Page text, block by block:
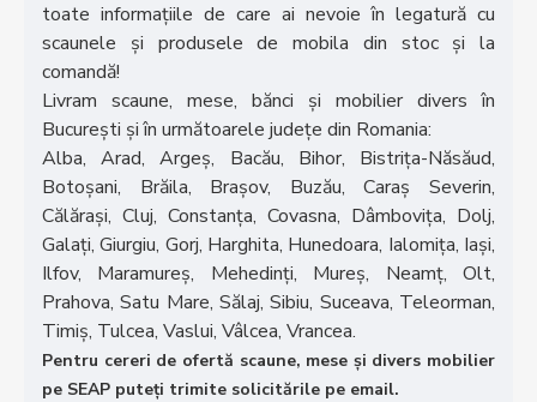
toate informațiile de care ai nevoie în legatură cu
scaunele și produsele de mobila din stoc și la
comandă!
Livram scaune, mese, bănci și mobilier divers în
București și în următoarele județe din Romania:
Alba, Arad, Argeș, Bacău, Bihor, Bistrița-Năsăud,
Botoșani, Brăila, Brașov, Buzău, Caraș Severin,
Călărași, Cluj, Constanța, Covasna, Dâmbovița, Dolj,
Galați, Giurgiu, Gorj, Harghita, Hunedoara, Ialomița, Iași,
Ilfov, Maramureș, Mehedinți, Mureș, Neamț, Olt,
Prahova, Satu Mare, Sălaj, Sibiu, Suceava, Teleorman,
Timiș, Tulcea, Vaslui, Vâlcea, Vrancea.
Pentru cereri de ofertă scaune, mese și divers mobilier
pe SEAP puteți trimite solicitările pe email.